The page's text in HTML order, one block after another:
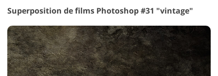
Superposition de films Photoshop #31 "vintage"